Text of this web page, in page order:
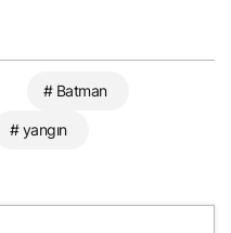
# Batman
# yangın